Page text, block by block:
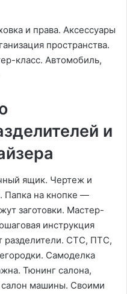
и права. Аксессуары
пространства.
класс. Автомобиль,
и
ящик. Чертеж и
Папка на кнопке —
заготовки. Мастер-
инструкция
разделители. СТС, ПТС,
Самоделка
Тюнинг салона,
машины. Своими